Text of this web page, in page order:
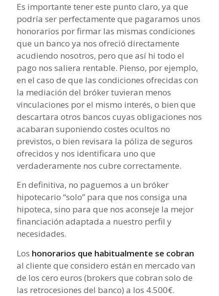
Es importante tener este punto claro, ya que
podría ser perfectamente que pagaramos unos
honorarios por firmar las mismas condiciones
que un banco ya nos ofreció directamente
acudiendo nosotros, pero que así hi todo el
pago nos saliera rentable. Pienso, por ejemplo,
en el caso de que las condiciones ofrecidas con
la mediación del bróker tuvieran menos
vinculaciones por el mismo interés, o bien que
descartara otros bancos cuyas obligaciones nos
acabaran suponiendo costes ocultos no
previstos, o bien revisara la póliza de seguros
ofrecidos y nos identificara uno que
verdaderamente nos cubre correctamente.
En definitiva, no paguemos a un bróker
hipotecario “solo” para que nos consiga una
hipoteca, sino para que nos aconseje la mejor
financiación adaptada a nuestro perfil y
necesidades.
Los honorarios que habitualmente se cobran
al cliente que considero están en mercado van
de los cero euros (brokers que cobran solo de
las retrocesiones del banco) a los 4.500€.